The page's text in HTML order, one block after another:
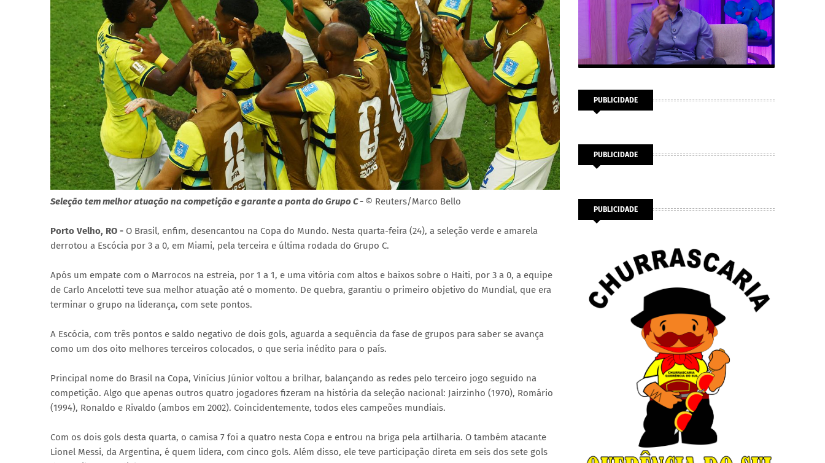
Seleção tem melhor atuação na competição e garante a ponta do Grupo C - © Reuters/Marco Bello
Porto Velho, RO - O Brasil, enfim, desencantou na Copa do Mundo. Nesta quarta-feira (24), a seleção verde e amarela
derrotou a Escócia por 3 a 0, em Miami, pela terceira e última rodada do Grupo C.
Após um empate com o Marrocos na estreia, por 1 a 1, e uma vitória com altos e baixos sobre o Haiti, por 3 a 0, a equipe
de Carlo Ancelotti teve sua melhor atuação até o momento. De quebra, garantiu o primeiro objetivo do Mundial, que era
terminar o grupo na liderança, com sete pontos.
A Escócia, com três pontos e saldo negativo de dois gols, aguarda a sequência da fase de grupos para saber se avança
como um dos oito melhores terceiros colocados, o que seria inédito para o país.
Principal nome do Brasil na Copa, Vinícius Júnior voltou a brilhar, balançando as redes pelo terceiro jogo seguido na
competição. Algo que apenas outros quatro jogadores fizeram na história da seleção nacional: Jairzinho (1970), Romário
(1994), Ronaldo e Rivaldo (ambos em 2002). Coincidentemente, todos eles campeões mundiais.
Com os dois gols desta quarta, o camisa 7 foi a quatro nesta Copa e entrou na briga pela artilharia. O também atacante
Lionel Messi, da Argentina, é quem lidera, com cinco gols. Além disso, ele teve participação direta em seis dos sete gols
PUBLICIDADE
PUBLICIDADE
PUBLICIDADE